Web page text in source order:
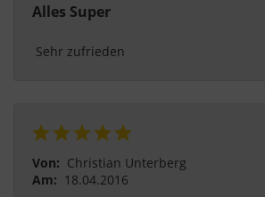
Alles Super
Sehr zufrieden
Von: Christian Unterberg
Am: 18.04.2016